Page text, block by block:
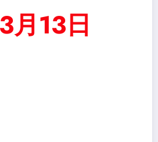
月13日